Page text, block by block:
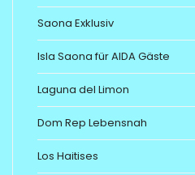
Saona Exklusiv
Isla Saona für AIDA Gäste
Laguna del Limon
Dom Rep Lebensnah
Los Haitises